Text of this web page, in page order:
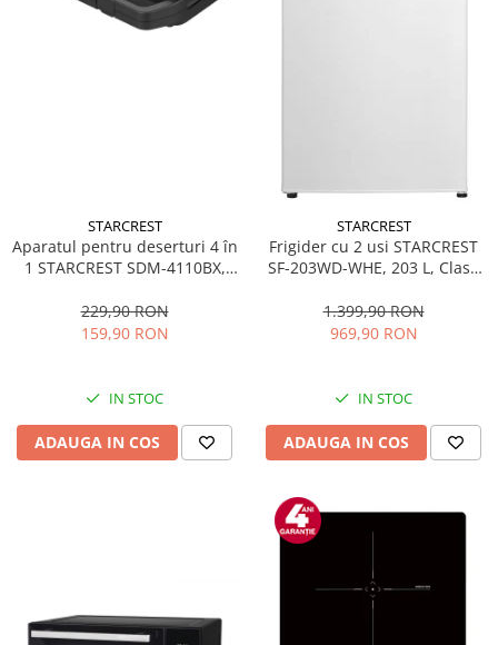
STARCREST
Aparatul pentru deserturi 4 în
1 STARCREST SDM-4110BX,
invelis ceramic pentru vafe,
nuci, gogosi si smile
229,90 RON
159,90 RON
IN STOC
ADAUGA IN COS
STARCREST
Frigider cu 2 usi STARCREST
SF-203WD-WHE, 203 L, Clasa
Termostat Ajustabil, Usi
reversibile, H 145 cm, Alb
1.399,90 RON
969,90 RON
IN STOC
ADAUGA IN COS